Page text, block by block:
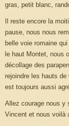
gras, petit blanc,
Il reste encore la
pause, nous nous
belle voie romaine
le haut Montet, nous
décollage des
rejoindre les hauts
est toujours aussi
Allez courage nous y
Vincent et nous voilà